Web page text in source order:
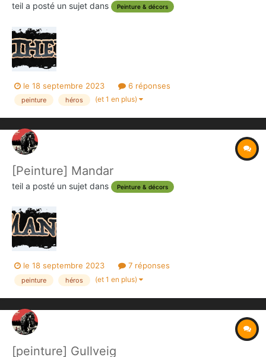
teil a posté un sujet dans Peinture & décors
le 18 septembre 2023 6 réponses
peinture héros (et 1 en plus)
[Peinture] Mandar
teil a posté un sujet dans Peinture & décors
le 18 septembre 2023 7 réponses
peinture héros (et 1 en plus)
[peinture] Gullveig